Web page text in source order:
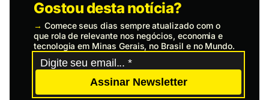
Gostou desta notícia?
→ Comece seus dias sempre atualizado com o
que rola de relevante nos negócios, economia e
tecnologia em Minas Gerais, no Brasil e no Mundo.
Assinar Newsletter